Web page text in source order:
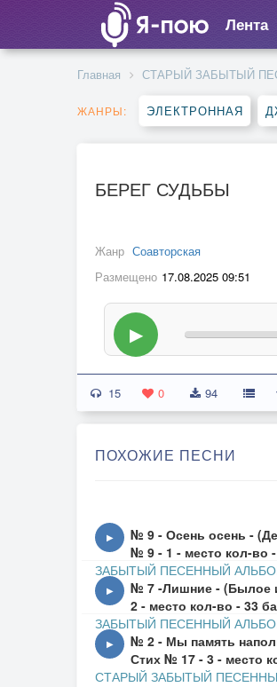
Лента
Главная СТАРЫЙ ЗАБЫТЫЙ
ЖАНРЫ: ЭЛЕКТРОННАЯ
БЕРЕГ СУДЬБЫ
Жанр Соавторская
Размещено 17.08.2025 09:51
▶
15 0 94
ПОХОЖИЕ ПЕСНИ
▶
№ 9 - Осень осень -
№ 9 - 1 - место кол-во
ЗАБЫТЫЙ ПЕСЕННЫЙ
▶
№ 7 -Лишние - (Былое
2 - место кол-во - 33
ЗАБЫТЫЙ ПЕСЕННЫЙ
▶
№ 2 - Мы память
Стих № 17 - 3 - место
СТАРЫЙ ЗАБЫТЫЙ